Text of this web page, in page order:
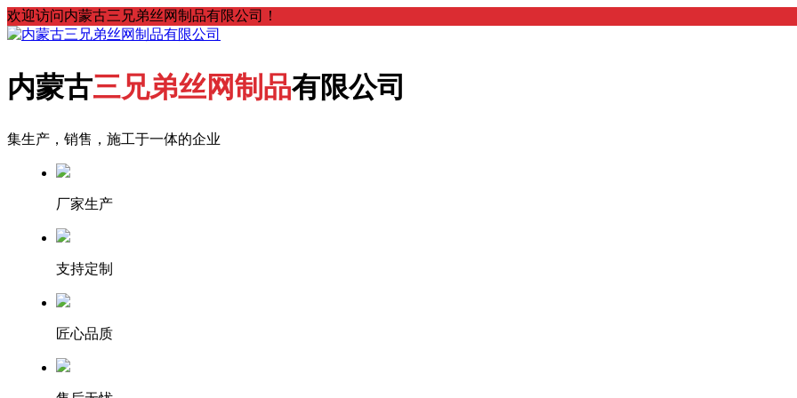
欢迎访问内蒙古三兄弟丝网制品有限公司！
内蒙古三兄弟丝网制品有限公司
集生产，销售，施工于一体的企业
厂家生产
支持定制
匠心品质